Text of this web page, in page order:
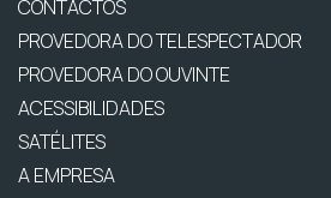
CONTACTOS
PROVEDORA DO TELESPECTADOR
PROVEDORA DO OUVINTE
ACESSIBILIDADES
SATÉLITES
A EMPRESA